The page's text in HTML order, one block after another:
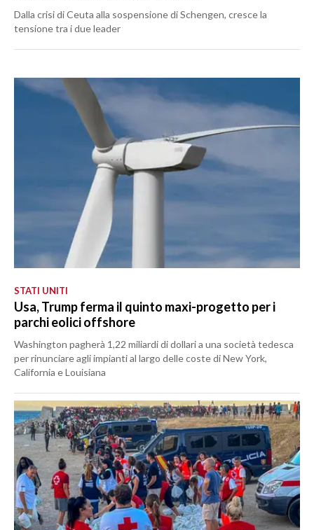
Dalla crisi di Ceuta alla sospensione di Schengen, cresce la
tensione tra i due leader
STATI UNITI
Usa, Trump ferma il quinto maxi-progetto per i
parchi eolici offshore
Washington pagherà 1,22 miliardi di dollari a una società tedesca
per rinunciare agli impianti al largo delle coste di New York,
California e Louisiana